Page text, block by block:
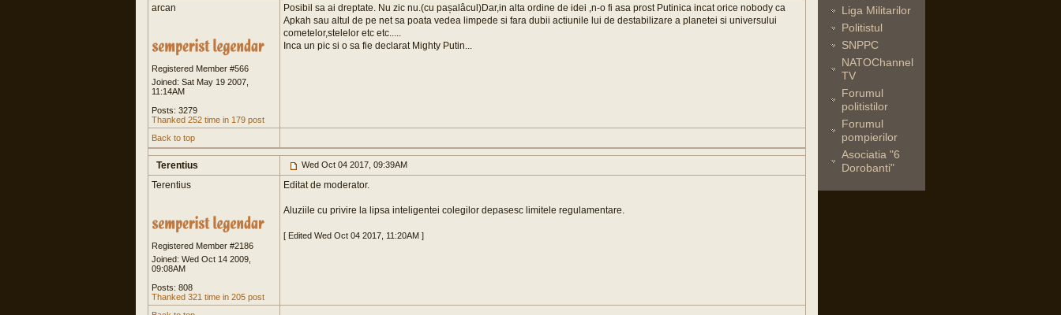
arcan
Registered Member #566
Joined: Sat May 19 2007,
11:14AM
Posts: 3279
Thanked 252 time in 179 post
Posibil sa ai dreptate. Nu zic nu.(cu pașalâcul)Dar,in alta ordine de idei ,n-o fi asa prost Putinica incat orice nobody ca
Apkah sau altul de pe net sa poata vedea limpede si fara dubii actiunile lui de destabilizare a planetei si universului
cometelor,stelelor etc etc.....
Inca un pic si o sa fie declarat Mighty Putin...
Back to top
Terentius Wed Oct 04 2017, 09:39AM
Terentius
Registered Member #2186
Joined: Wed Oct 14 2009,
09:08AM
Posts: 808
Thanked 321 time in 205 post
Editat de moderator.
Aluziile cu privire la lipsa inteligentei colegilor depasesc limitele regulamentare.
[ Edited Wed Oct 04 2017, 11:20AM ]
Liga Militarilor
Politistul
SNPPC
NATOChannel
TV
Forumul
politistilor
Forumul
pompierilor
Asociatia "6
Dorobanti"